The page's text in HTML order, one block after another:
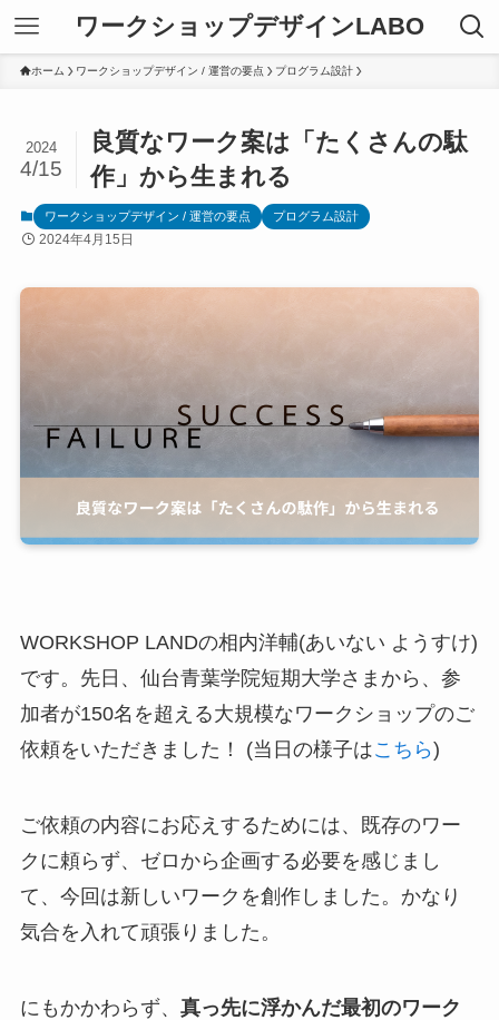
ワークショップデザインLABO
ホーム ワークショップデザイン / 運営の要点 プログラム設計
良質なワーク案は「たくさんの駄
作」から生まれる
2024
4/15
ワークショップデザイン / 運営の要点 プログラム設計
2024年4月15日
WORKSHOP LANDの相内洋輔(あいない ようすけ)
です。先日、仙台青葉学院短期大学さまから、参
加者が150名を超える大規模なワークショップのご
依頼をいただきました！ (当日の様子はこちら)
ご依頼の内容にお応えするためには、既存のワー
クに頼らず、ゼロから企画する必要を感じまし
て、今回は新しいワークを創作しました。かなり
気合を入れて頑張りました。
にもかかわらず、 真っ先に浮かんだ最初のワーク